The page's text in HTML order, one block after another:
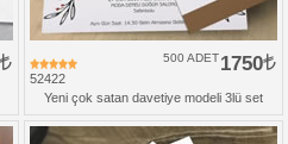
52422
1750
500 ADET
Yeni çok satan davetiye modeli 3lü set